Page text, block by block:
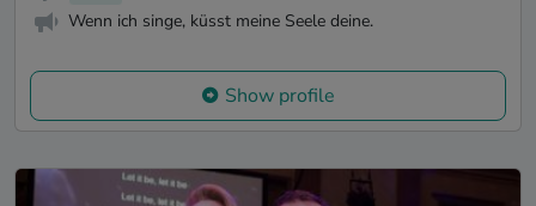
Wenn ich singe, küsst meine Seele deine.
Show profile